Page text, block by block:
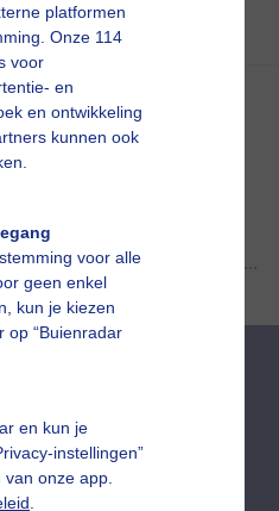
platformen
Onze 114
voor
en
en ontwikkeling
kunnen ook
voor alle
geen enkel
kun je kiezen
op “Buienradar
en kun je
instellingen”
onze app.
Een moment geduld aub...